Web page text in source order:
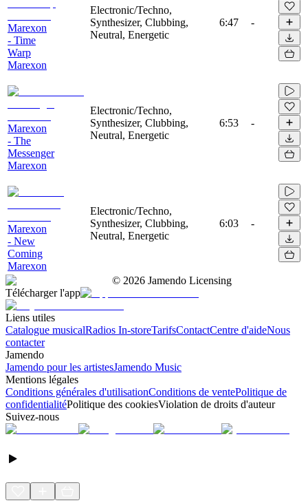
Marexon
- Time
Warp
Marexon
Electronic/Techno,
Synthesizer, Clubbing,
Neutral, Energetic
6:47 -
Marexon
- The
Messenger
Marexon
Electronic/Techno,
Synthesizer, Clubbing,
Neutral, Energetic
6:53 -
Marexon
- New
Coming
Marexon
Electronic/Techno,
Synthesizer, Clubbing,
Neutral, Energetic
6:03 -
© 2026 Jamendo Licensing
Télécharger l'app
Liens utiles
Catalogue musicalRadios In-storeTarifsContactCentre d'aideNous
contacter
Jamendo
Jamendo pour les artistesJamendo Music
Mentions légales
Conditions générales d'utilisationConditions de ventePolitique de
confidentialitéPolitique des cookiesViolation de droits d'auteur
Suivez-nous